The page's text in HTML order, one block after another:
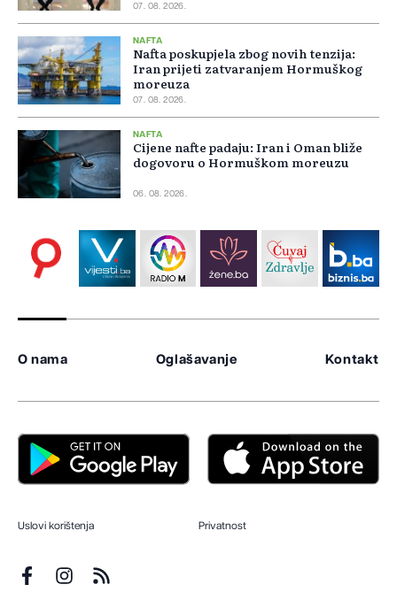
07. 08. 2026.
NAFTA
Nafta poskupjela zbog novih tenzija:
Iran prijeti zatvaranjem Hormuškog
moreuza
07. 08. 2026.
NAFTA
Cijene nafte padaju: Iran i Oman bliže
dogovoru o Hormuškom moreuzu
06. 08. 2026.
O nama Oglašavanje Kontakt
Uslovi korištenja Privatnost